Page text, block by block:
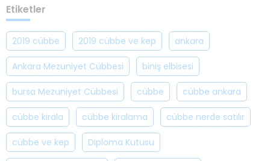
Etiketler
2019 cübbe 2019 cübbe ve kep ankara
Ankara Mezuniyet Cübbesi biniş elbisesi
bursa Mezuniyet Cübbesi cübbe cübbe ankara
cübbe kirala cübbe kiralama cübbe nerde satılır
cübbe ve kep Diploma Kutusu